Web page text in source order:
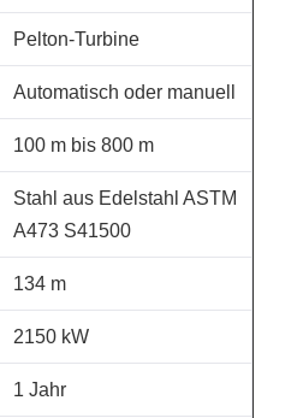
Pelton-Turbine
Automatisch oder manuell
100 m bis 800 m
Stahl aus Edelstahl ASTM
A473 S41500
134 m
2150 kW
1 Jahr